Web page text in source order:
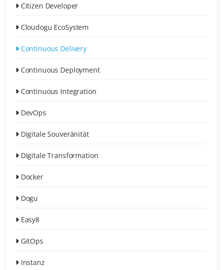
Citizen Developer
Cloudogu EcoSystem
Continuous Delivery
Continuous Deployment
Continuous Integration
DevOps
Digitale Souveränität
Digitale Transformation
Docker
Dogu
Easy8
GitOps
Instanz